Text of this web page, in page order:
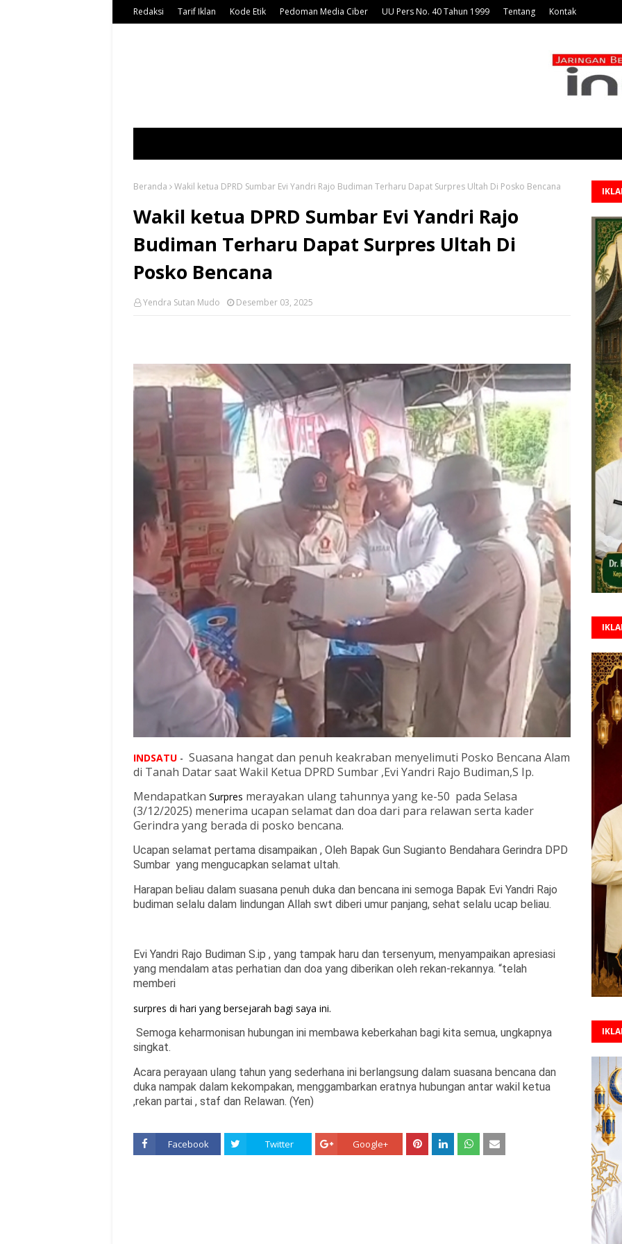
Redaksi Tarif Iklan Kode Etik Pedoman Media Ciber UU Pers No. 40 Tahun 1999 Tentang Kontak
Beranda Wakil ketua DPRD Sumbar Evi Yandri Rajo Budiman Terharu Dapat Surpres Ultah Di Posko Bencana
Wakil ketua DPRD Sumbar Evi Yandri Rajo
Budiman Terharu Dapat Surpres Ultah Di
Posko Bencana
Yendra Sutan Mudo Desember 03, 2025
INDSATU - Suasana hangat dan penuh keakraban menyelimuti Posko Bencana Alam
di Tanah Datar saat Wakil Ketua DPRD Sumbar ,Evi Yandri Rajo Budiman,S Ip.
Mendapatkan Surpres merayakan ulang tahunnya yang ke-50 pada Selasa
(3/12/2025) menerima ucapan selamat dan doa dari para relawan serta kader
Gerindra yang berada di posko bencana.
Ucapan selamat pertama disampaikan , Oleh Bapak Gun Sugianto Bendahara Gerindra DPD
Sumbar yang mengucapkan selamat ultah.
Harapan beliau dalam suasana penuh duka dan bencana ini semoga Bapak Evi Yandri Rajo
budiman selalu dalam lindungan Allah swt diberi umur panjang, sehat selalu ucap beliau.
Evi Yandri Rajo Budiman S.ip , yang tampak haru dan tersenyum, menyampaikan apresiasi
yang mendalam atas perhatian dan doa yang diberikan oleh rekan-rekannya. “telah
memberi
surpres di hari yang bersejarah bagi saya ini.
Semoga keharmonisan hubungan ini membawa keberkahan bagi kita semua, ungkapnya
singkat.
Acara perayaan ulang tahun yang sederhana ini berlangsung dalam suasana bencana dan
duka nampak dalam kekompakan, menggambarkan eratnya hubungan antar wakil ketua
,rekan partai , staf dan Relawan. (Yen)
Facebook Twitter Google+